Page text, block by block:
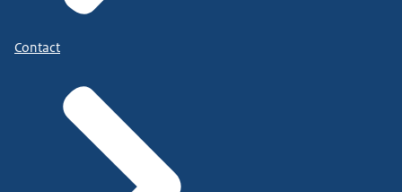
Contact